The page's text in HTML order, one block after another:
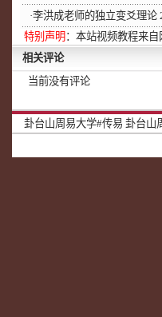
·李洪成老师的独立变爻理论
特别声明 ：本站视频教程来
相关评论
当前没有评论
卦台山周易大学#传易 卦台山